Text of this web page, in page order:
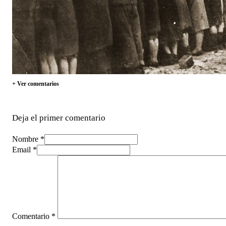
+ Ver comentarios
Deja el primer comentario
Nombre *
Email *
Comentario *